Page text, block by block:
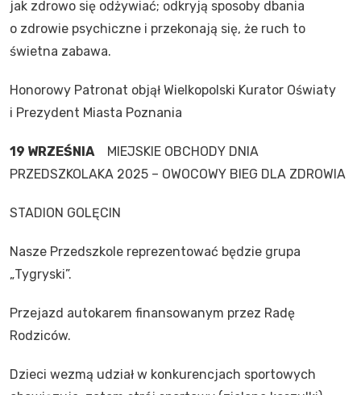
jak zdrowo się odżywiać; odkryją sposoby dbania
o zdrowie psychiczne i przekonają się, że ruch to
świetna zabawa.
Honorowy Patronat objął Wielkopolski Kurator Oświaty
i Prezydent Miasta Poznania
19 WRZEŚNIAMIEJSKIE OBCHODY DNIA
PRZEDSZKOLAKA 2025 – OWOCOWY BIEG DLA ZDROWIA
STADION GOLĘCIN
Nasze Przedszkole reprezentować będzie grupa
„Tygryski”.
Przejazd autokarem finansowanym przez Radę
Rodziców.
Dzieci wezmą udział w konkurencjach sportowych